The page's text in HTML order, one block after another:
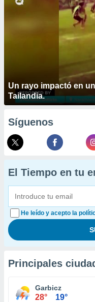
Un rayo impactó en
Tailandia.
Síguenos
El Tiempo en tu
He leído y acepto la
Principales
Garbicz
28° 19°